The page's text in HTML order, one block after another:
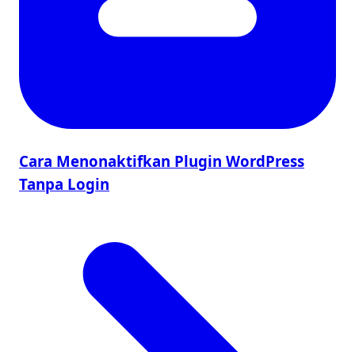
Cara Menonaktifkan Plugin WordPress
Tanpa Login